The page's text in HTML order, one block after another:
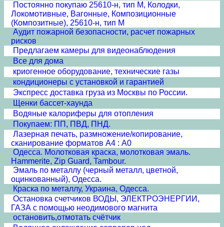
Постоянно покупаю 25610-н, тип М, Колодки,
Локомотивные, Вагонные, Композиционные
(Композитные), 25610-н, тип М
Аудит пожарной безопасности, расчет пожарных
рисков
Предлагаем камеры для видеонаблюдения
Все для дома
криогенное оборудование, технические газы
кондиционеры с установкой и гарантией
Экспресс доставка груза из Москвы по России.
Щенки бассет-хаунда
Водяные калориферы для отопления
Покупаем: ПП, ПВД, ПНД.
Лазерная печать, размножение/копирование,
сканирование форматов А4 : А0
Одесса. Молотковая краска, молотковая эмаль.
Hammerite, Zip Guard, Tambour.
Эмаль по металлу (черный металл, цветной,
оцинкованный), Одесса.
Краска по металлу, Украина, Одесса.
Остановка счетчиков ВОДЫ, ЭЛЕКТРОЭНЕРГИИ,
ГАЗА с помощью неодимового магнита
остановить,отмотать счётчик